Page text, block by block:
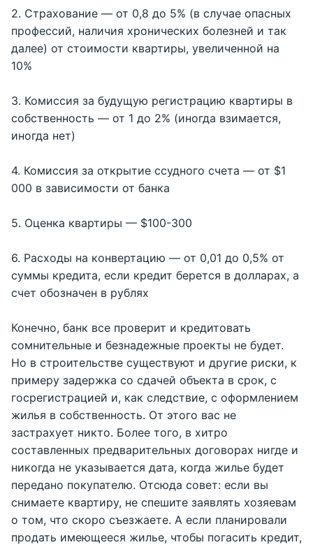
2. Страхование — от 0,8 до 5% (в случае опасных
профессий, наличия хронических болезней и так
далее) от стоимости квартиры, увеличенной на
10%
3. Комиссия за будущую регистрацию квартиры в
собственность — от 1 до 2% (иногда взимается,
иногда нет)
4. Комиссия за открытие ссудного счета — от $1
000 в зависимости от банка
5. Оценка квартиры — $100-300
6. Расходы на конвертацию — от 0,01 до 0,5% от
суммы кредита, если кредит берется в долларах, а
счет обозначен в рублях
Конечно, банк все проверит и кредитовать
сомнительные и безнадежные проекты не будет.
Но в строительстве существуют и другие риски, к
примеру задержка со сдачей объекта в срок, с
госрегистрацией и, как следствие, с оформлением
жилья в собственность. От этого вас не
застрахует никто. Более того, в хитро
составленных предварительных договорах нигде и
никогда не указывается дата, когда жилье будет
передано покупателю. Отсюда совет: если вы
снимаете квартиру, не спешите заявлять хозяевам
о том, что скоро съезжаете. А если планировали
продать имеющееся жилье, чтобы погасить кредит,